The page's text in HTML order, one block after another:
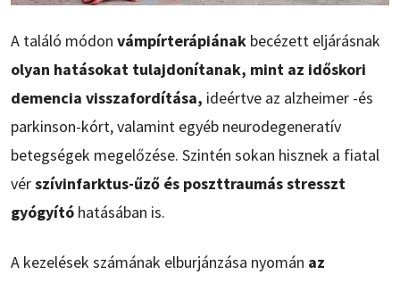
A találó módon vámpírterápiának becézett eljárásnak
olyan hatásokat tulajdonítanak, mint az időskori
demencia visszafordítása, ideértve az alzheimer -és
parkinson-kórt, valamint egyéb neurodegeneratív
betegségek megelőzése. Szintén sokan hisznek a fiatal
vérszívinfarktus-űző és poszttraumás stresszt
gyógyító hatásában is.
A kezelések számának elburjánzása nyomán az